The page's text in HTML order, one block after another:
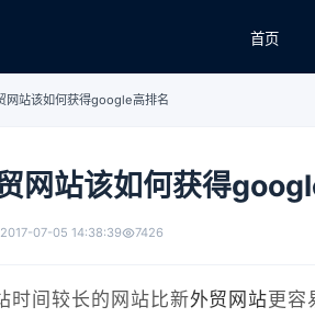
首页
网站该如何获得google高排名
网站该如何获得
2017-07-05 14:38:39 7426
时间较长的网站比新外贸网站更容